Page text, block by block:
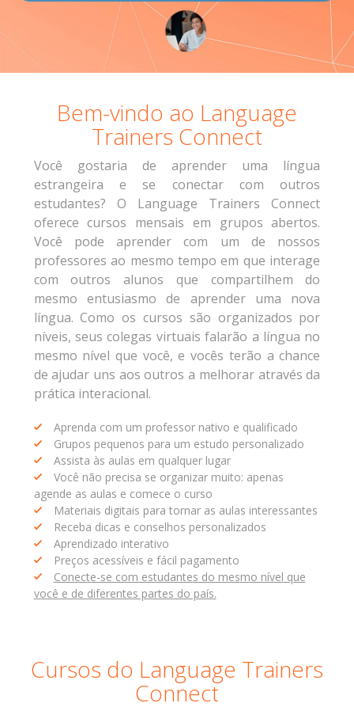
Bem-vindo ao Language
Trainers Connect
Você gostaria de aprender uma língua
estrangeira e se conectar com outros
estudantes? O Language Trainers Connect
oferece cursos mensais em grupos abertos.
Você pode aprender com um de nossos
professores ao mesmo tempo em que interage
com outros alunos que compartilhem do
mesmo entusiasmo de aprender uma nova
língua. Como os cursos são organizados por
níveis, seus colegas virtuais falarão a língua no
mesmo nível que você, e vocês terão a chance
de ajudar uns aos outros a melhorar através da
prática interacional.
Aprenda com um professor nativo e qualificado
Grupos pequenos para um estudo personalizado
Assista às aulas em qualquer lugar
Você não precisa se organizar muito: apenas
agende as aulas e comece o curso
Materiais digitais para tornar as aulas interessantes
Receba dicas e conselhos personalizados
Aprendizado interativo
Preços acessíveis e fácil pagamento
Conecte-se com estudantes do mesmo nível que
você e de diferentes partes do país.
Cursos do Language Trainers
Connect